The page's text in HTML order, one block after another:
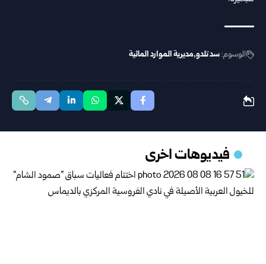
الوسوم:سد تلدو مديرية الموارد المائية
فيديوهات اخرى